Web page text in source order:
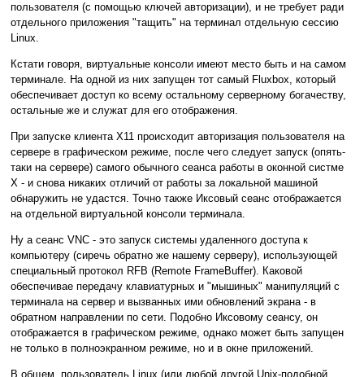
пользователя (с помощью ключей авторизации), и не требует ради
отдельного приложения "тащить" на терминал отдельную сессию
Linux.
Кстати говоря, виртуальные консоли имеют место быть и на самом
терминале. На одной из них запущен тот самый Fluxbox, который
обеспечивает доступ ко всему остальному серверному богачеству,
остальные же и служат для его отображения.
При запуске клиента X11 происходит авторизация пользователя на
сервере в графическом режиме, после чего следует запуск (опять-
таки на сервере) самого обычного сеанса работы в оконной систме
X - и снова никаких отличий от работы за локальной машиной
обнаружить не удастся. Точно также Иксовый сеанс отображается
на отдельной виртуальной консоли терминала.
Ну а сеанс VNC - это запуск cистемы удаленного доступа к
компьютеру (сиречь обратно же нашему серверу), использующей
специальный протокол RFB (Remote FrameBuffer). Каковой
обеспечивае передачу клавиатурных и "мышиных" манипуляций с
терминала на сервер и вызванных ими обновлений экрана - в
обратном направлении по сети. Подобно Иксовому сеансу, он
отображается в графическом режиме, однако может быть запущен
не только в полноэкранном режиме, но и в окне приложений.
В общем, пользователь Linux (или любой другой Unix-подобной